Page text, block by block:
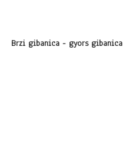
Brzi gibanica - gyors gibanica